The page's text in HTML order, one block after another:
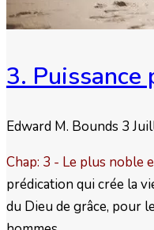
3. Puissance
Edward M. Bounds 3
Chap: 3 - Le plus noble
prédication qui crée la
du Dieu de grâce, pour